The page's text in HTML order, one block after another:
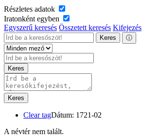
Részletes adatok
Iratonként egyben
Egyszerű keresés Összetett keresés Kifejezés
Keres ⓘ
Keres
Keres
Clear tagDátum: 1721-02
A névtér nem talált.